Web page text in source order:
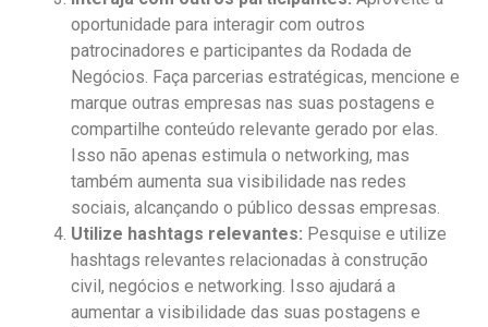
oportunidade para interagir com outros
patrocinadores e participantes da Rodada de
Negócios. Faça parcerias estratégicas, mencione e
marque outras empresas nas suas postagens e
compartilhe conteúdo relevante gerado por elas.
Isso não apenas estimula o networking, mas
também aumenta sua visibilidade nas redes
sociais, alcançando o público dessas empresas.
Utilize hashtags relevantes: Pesquise e utilize
hashtags relevantes relacionadas à construção
civil, negócios e networking. Isso ajudará a
aumentar a visibilidade das suas postagens e